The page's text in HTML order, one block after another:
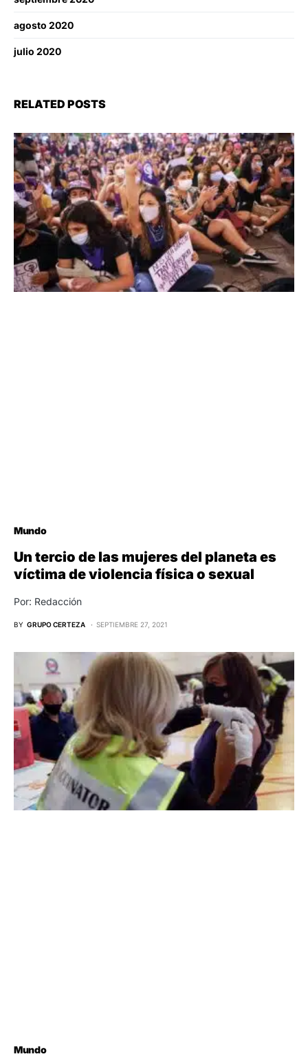
agosto 2020
julio 2020
RELATED POSTS
Mundo
Un tercio de las mujeres del planeta es
víctima de violencia física o sexual
Por: Redacción
BY GRUPO CERTEZA SEPTIEMBRE 27, 2021
Mundo